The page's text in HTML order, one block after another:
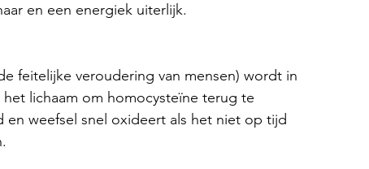
en een energiek uiterlijk.
feitelijke veroudering van mensen) wordt in
lichaam om homocysteïne terug te
weefsel snel oxideert als het niet op tijd